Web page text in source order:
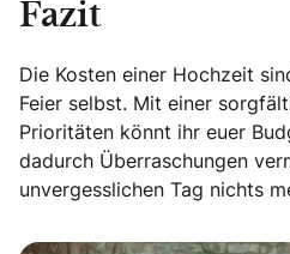
Fazit
Die Kosten einer Hochzeit
Feier selbst. Mit einer
Prioritäten könnt ihr euer
dadurch Überraschungen
unvergesslichen Tag nichts